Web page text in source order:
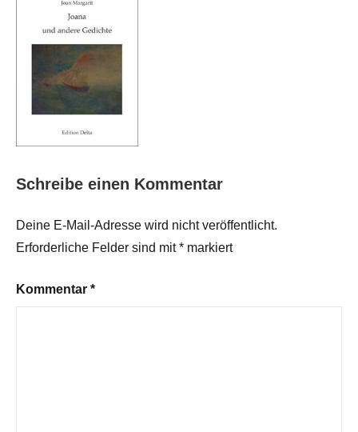
Schreibe einen Kommentar
Deine E-Mail-Adresse wird nicht veröffentlicht.
Erforderliche Felder sind mit* markiert
Kommentar *